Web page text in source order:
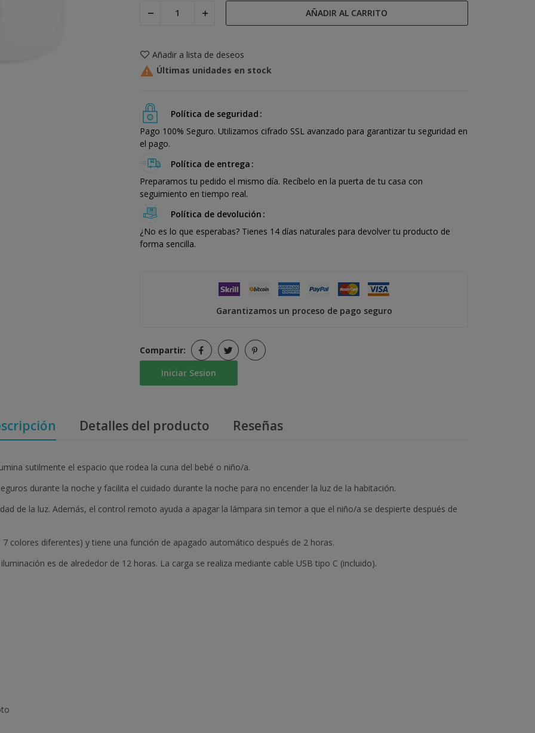
AÑADIR AL CARRITO
Añadir a lista de deseos
 Últimas unidades en stock
Política de seguridad
Pago 100% Seguro. Utilizamos cifrado SSL avanzado para garantizar tu seguridad en
el pago.
Política de entrega
Preparamos tu pedido el mismo día. Recíbelo en la puerta de tu casa con
seguimiento en tiempo real.
Política de devolución
¿No es lo que esperabas? Tienes 14 días naturales para devolver tu producto de
forma sencilla.
Garantizamos un proceso de pago seguro
Compartir:
Iniciar Sesion
Detalles del producto Reseñas
sutilmente el espacio que rodea la cuna del bebé o niño/a.
durante la noche y facilita el cuidado durante la noche para no encender la luz de la habitación.
de la luz. Además, el control remoto ayuda a apagar la lámpara sin temor a que el niño/a se despierte después de
colores diferentes) y tiene una función de apagado automático después de 2 horas.
es de alrededor de 12 horas. La carga se realiza mediante cable USB tipo C (incluido).